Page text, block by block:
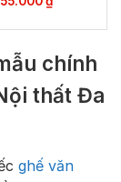
chính
thất Đa
ghế văn